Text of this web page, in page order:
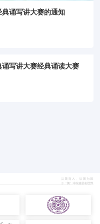
诵写讲大赛的通知
写讲大赛经典诵读大赛